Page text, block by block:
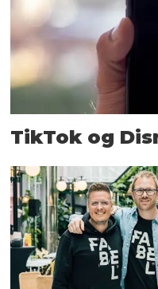
TikTok og